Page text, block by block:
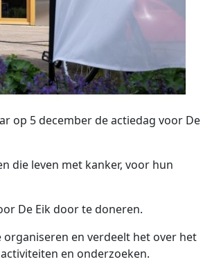
op 5 december de actiedag voor De
die leven met kanker, voor hun
De Eik door te doneren.
en verdeelt het over het
en onderzoeken.